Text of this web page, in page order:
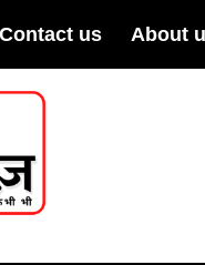
Contact us About